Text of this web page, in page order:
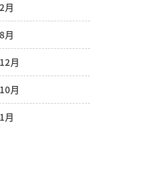
月
月
月
月
月